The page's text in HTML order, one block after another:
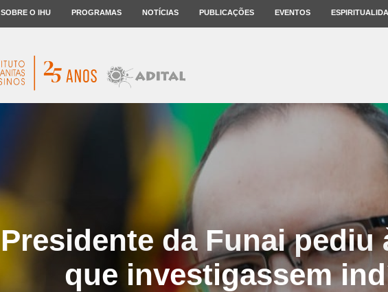
SOBRE O IHU PROGRAMAS NOTÍCIAS PUBLICAÇÕES EVENTOS
Presidente da Funai pediu
que investigassem